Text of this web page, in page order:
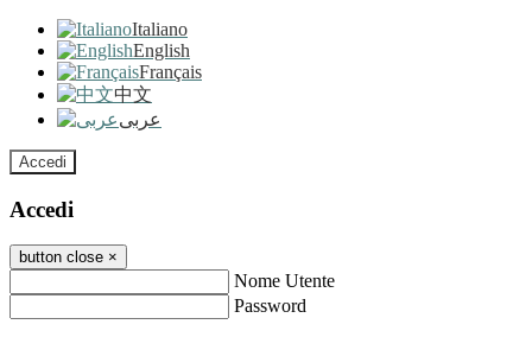
Italiano
English
Français
中文
عربى
Accedi
Accedi
button close ×
Nome Utente
Password